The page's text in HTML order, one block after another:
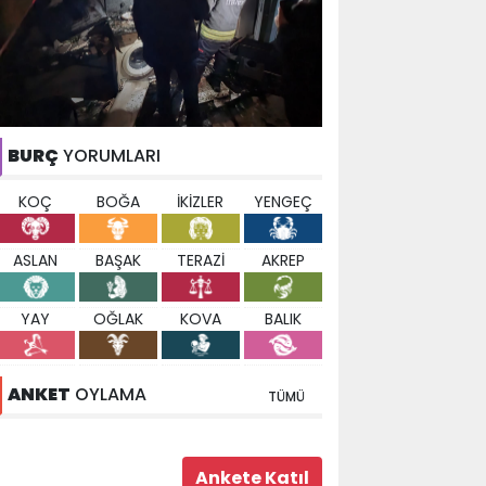
BURÇ YORUMLARI
KOÇ BOĞA İKİZLER YENGEÇ
ASLAN BAŞAK TERAZİ AKREP
YAY OĞLAK KOVA BALIK
ANKET OYLAMA TÜMÜ